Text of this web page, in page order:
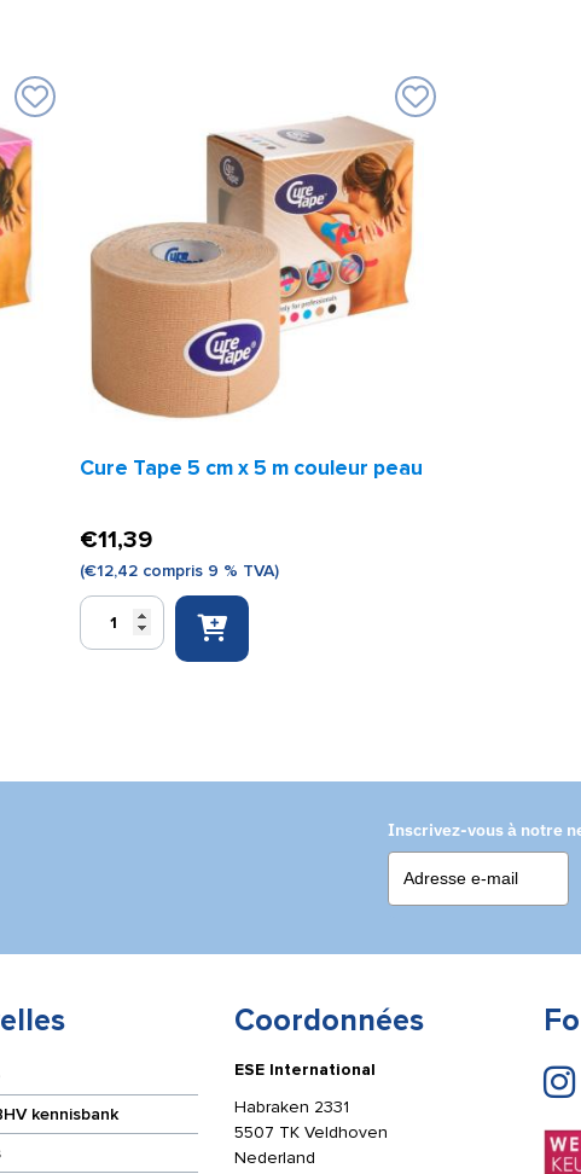
Cure Tape 5 cm x 5 m couleur peau
€11,39
(€12,42 compris 9 % TVA)
quantité
5
Inscrivez-vous à notre
kennisbank
Coordonnées
ESE International
Habraken 2331
5507 TK Veldhoven
Nederland